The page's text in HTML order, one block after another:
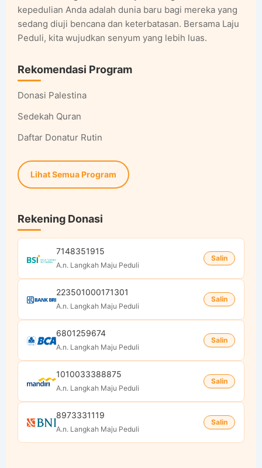
kepedulian Anda adalah dunia baru bagi mereka yang
sedang diuji bencana dan keterbatasan. Bersama Laju
Peduli, kita wujudkan senyum yang lebih luas.
Rekomendasi Program
Donasi Palestina
Sedekah Quran
Daftar Donatur Rutin
Lihat Semua Program
Rekening Donasi
7148351915
A.n. Langkah Maju Peduli
Salin
223501000171301
A.n. Langkah Maju Peduli
Salin
6801259674
A.n. Langkah Maju Peduli
Salin
1010033388875
A.n. Langkah Maju Peduli
Salin
8973331119
A.n. Langkah Maju Peduli
Salin